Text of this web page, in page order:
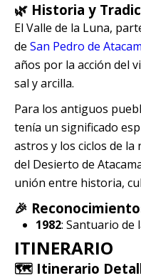
🌿 Historia y
El Valle de la Luna,
de San Pedro de
años por la acción del
sal y arcilla.
Para los antiguos
tenía un significado
astros y los ciclos de
del Desierto de
unión entre historia,
🎉
1982: Santuario de
ITINERARIO
🗺️ Itinerario